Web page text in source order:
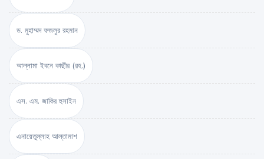
ড. মুহাম্মদ ফজলুর রহমান
আল্লামা ইবনে কাছীর (রহ.)
এস. এম. জাকির হুসাইন
এনায়েতুল্লাহ আল্‌তামাশ